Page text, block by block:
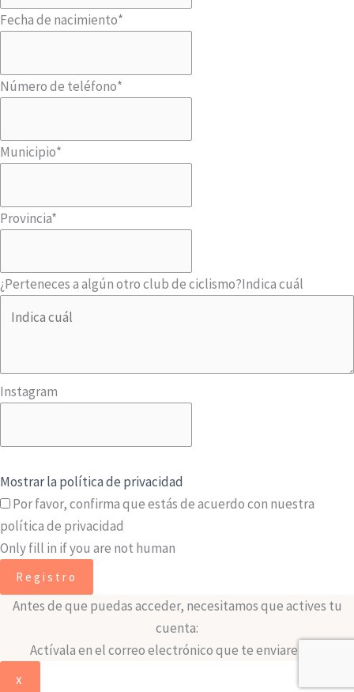
Fecha de nacimiento*
Número de teléfono*
Municipio*
Provincia*
¿Perteneces a algún otro club de ciclismo?Indica cuál
Instagram
Mostrar la política de privacidad
Por favor, confirma que estás de acuerdo con nuestra
política de privacidad
Only fill in if you are not human
Antes de que puedas acceder, necesitamos que actives tu
cuenta:
Actívala en el correo electrónico que te enviaremos.
x